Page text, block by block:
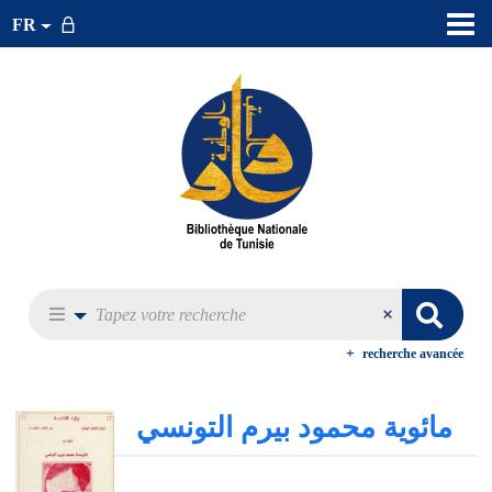
FR
recherche avancée
مائوية محمود بيرم التونسي‏